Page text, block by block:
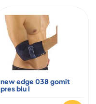
new edge 038 gomit
pres blu l